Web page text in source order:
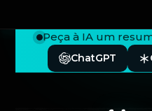
Peça à IA um
ChatGPT